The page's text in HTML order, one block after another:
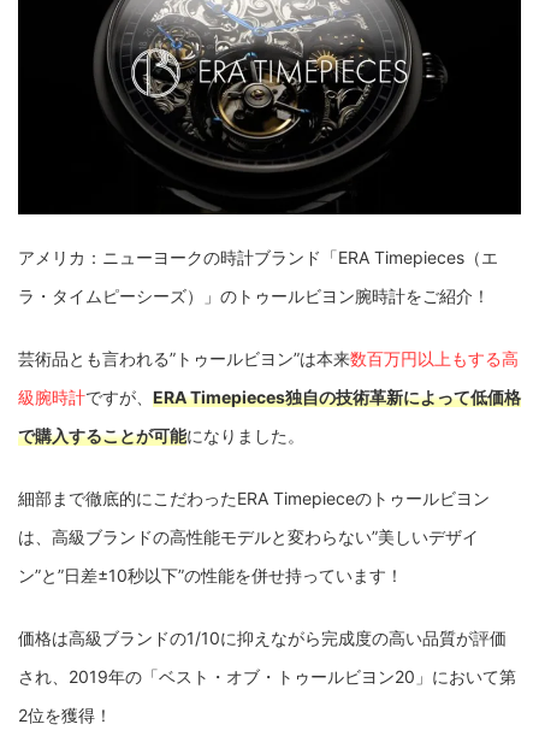
アメリカ：ニューヨークの時計ブランド「ERA Timepieces（エ
ラ・タイムピーシーズ）」のトゥールビヨン腕時計をご紹介！
芸術品とも言われる”トゥールビヨン”は本来数百万円以上もする高
級腕時計ですが、 ERA Timepieces独自の技術革新によって低価格
で購入することが可能になりました。
細部まで徹底的にこだわったERA Timepieceのトゥールビヨン
は、高級ブランドの高性能モデルと変わらない”美しいデザイ
ン”と”日差±10秒以下”の性能を併せ持っています！
価格は高級ブランドの1/10に抑えながら完成度の高い品質が評価
され、2019年の「ベスト・オブ・トゥールビヨン20」において第
2位を獲得！